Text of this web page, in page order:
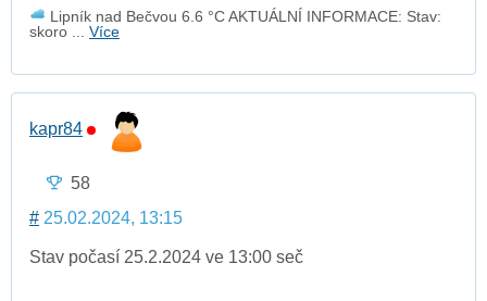
Lipník nad Bečvou 6.6 °C AKTUÁLNÍ INFORMACE: Stav:
skoro ... Více
kapr84
58
# 25.02.2024, 13:15
Stav počasí 25.2.2024 ve 13:00 seč